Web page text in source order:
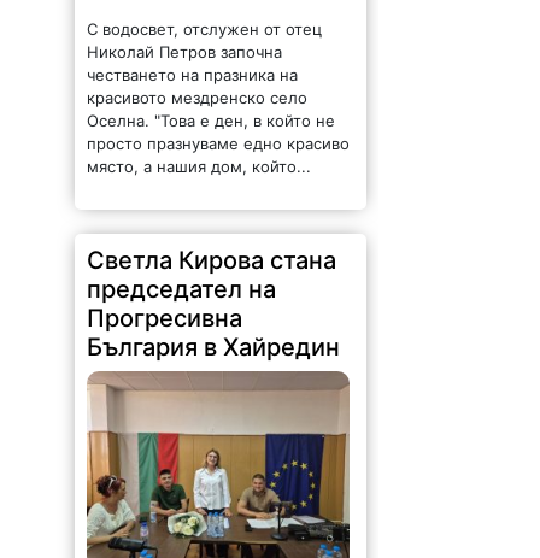
красивото мездренско село
Оселна. "Това е ден, в който не
просто празнуваме едно красиво
място, а нашия дом, който...
Светла Кирова стана
председател на
Прогресивна
България в Хайредин
372 | 2026-08-09 11:40:36
Прогресивна България учредиха